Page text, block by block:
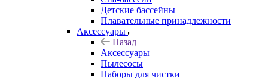
Детские бассейны
Плавательные принадлежности
Аксессуары
Назад
Аксессуары
Пылесосы
Наборы для чистки